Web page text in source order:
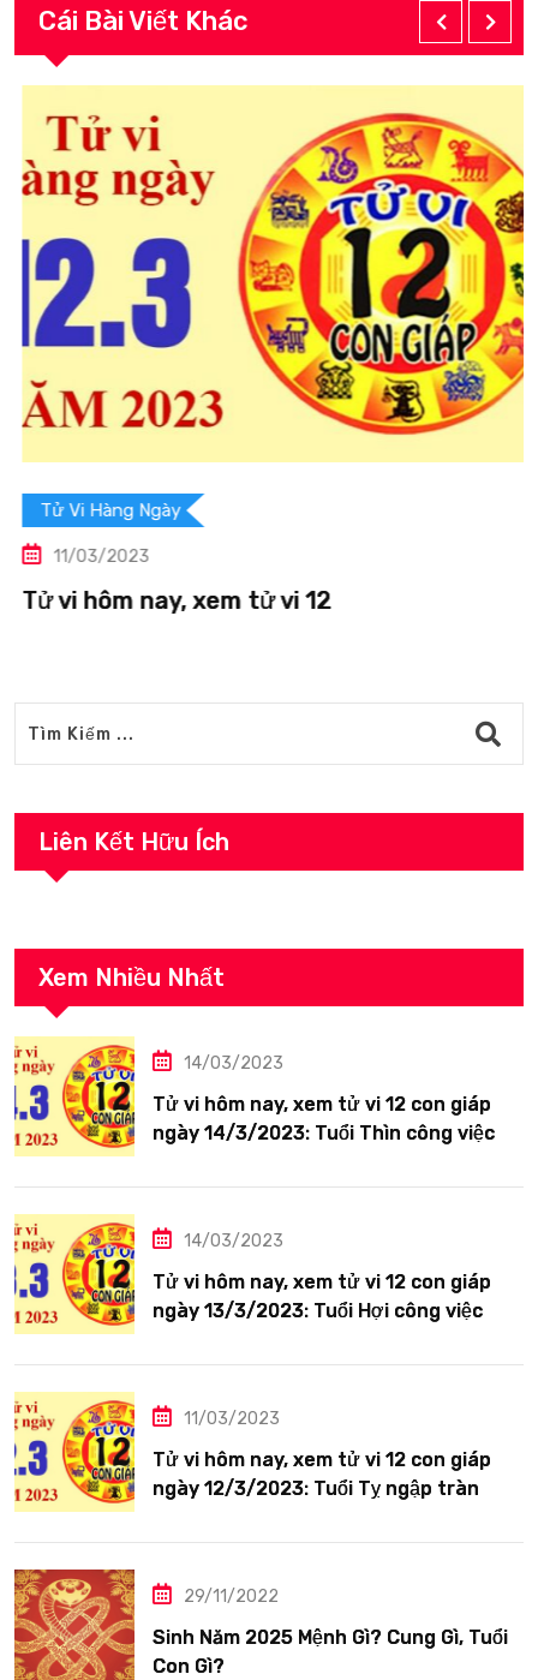
Cái Bài Viết Khác
Tử Vi Hàng Ngày
11/03/2023
Tử vi hôm nay, xem tử vi 12
Liên Kết Hữu Ích
Xem Nhiều Nhất
14/03/2023
Tử vi hôm nay, xem tử vi 12 con giáp
ngày 14/3/2023: Tuổi Thìn công việc
14/03/2023
Tử vi hôm nay, xem tử vi 12 con giáp
ngày 13/3/2023: Tuổi Hợi công việc
11/03/2023
Tử vi hôm nay, xem tử vi 12 con giáp
ngày 12/3/2023: Tuổi Tỵ ngập tràn
29/11/2022
Sinh Năm 2025 Mệnh Gì? Cung Gì, Tuổi
Con Gì?